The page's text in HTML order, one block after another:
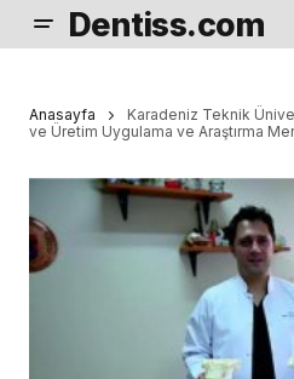
Dentiss.com
Anasayfa
Karadeniz Teknik
ve Üretim Uygulama ve Araştırma